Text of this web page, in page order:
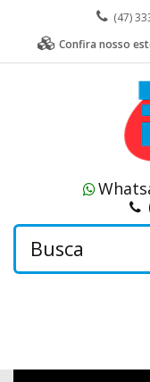
(47)
Confira nosso